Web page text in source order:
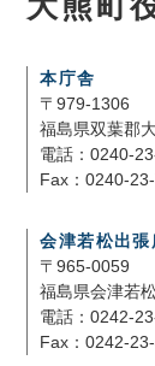
本庁舎
〒979-1306
福島県双葉郡
電話：0240-
Fax：0240-
会津若松出張
〒965-0059
福島県会津若
電話：0242-
Fax：0242-